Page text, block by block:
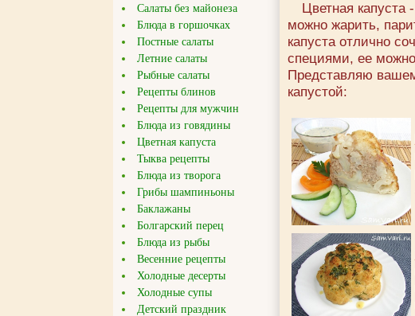
Салаты без майонеза
Блюда в горшочках
Постные салаты
Летние салаты
Рыбные салаты
Рецепты блинов
Рецепты для мужчин
Блюда из говядины
Цветная капуста
Тыква рецепты
Блюда из творога
Грибы шампиньоны
Баклажаны
Болгарский перец
Блюда из рыбы
Весенние рецепты
Холодные десерты
Холодные супы
Детский праздник
Цветная
можно жарить,
капуста отлично
специями, ее можно
Представляю
капустой: